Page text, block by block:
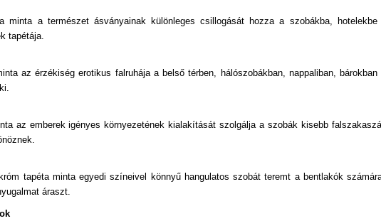
minta a természet ásványainak különleges csillogását hozza a szobákba,
tapétája.
az érzékiség erotikus falruhája a belső térben, hálószobákban, nappaliban,
az emberek igényes környezetének kialakítását szolgálja a szobák kisebb
tapéta minta egyedi színeivel könnyű hangulatos szobát teremt a bentlakók
áraszt.